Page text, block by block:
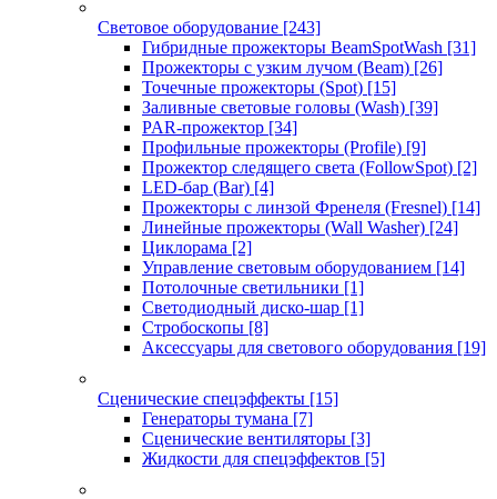
Световое оборудование [243]
Гибридные прожекторы BeamSpotWash [31]
Прожекторы с узким лучом (Beam) [26]
Точечные прожекторы (Spot) [15]
Заливные световые головы (Wash) [39]
PAR-прожектор [34]
Профильные прожекторы (Profile) [9]
Прожектор следящего света (FollowSpot) [2]
LED-бар (Bar) [4]
Прожекторы с линзой Френеля (Fresnel) [14]
Линейные прожекторы (Wall Washer) [24]
Циклорама [2]
Управление световым оборудованием [14]
Потолочные светильники [1]
Светодиодный диско-шар [1]
Стробоскопы [8]
Аксессуары для светового оборудования [19]
Сценические спецэффекты [15]
Генераторы тумана [7]
Сценические вентиляторы [3]
Жидкости для спецэффектов [5]